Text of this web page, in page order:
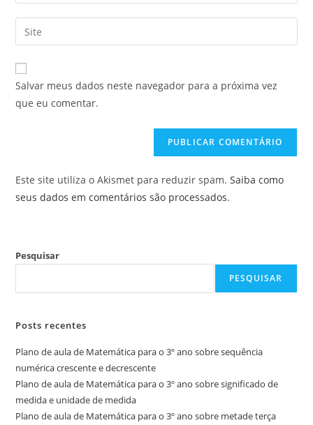
de
usuário
para
comentar
endereço
de
mail
para
comentar
Digite
o
URL
do
site
Salvar meus dados neste navegador para a próxima vez
que eu comentar.
Este site utiliza o Akismet para reduzir spam.Saiba como
seus dados em comentários são processados.
Pesquisar
PESQUISAR
Posts recentes
Plano de aula de Matemática para o 3º ano sobre sequência
numérica crescente e decrescente
Plano de aula de Matemática para o 3º ano sobre significado de
medida e unidade de medida
Plano de aula de Matemática para o 3º ano sobre metade terça